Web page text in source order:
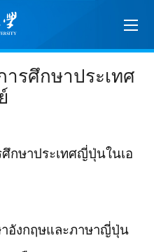
รศึกษาประเทศ
กษาประเทศญี่ปุ่นในเอ
อังกฤษและภาษาญี่ปุ่น